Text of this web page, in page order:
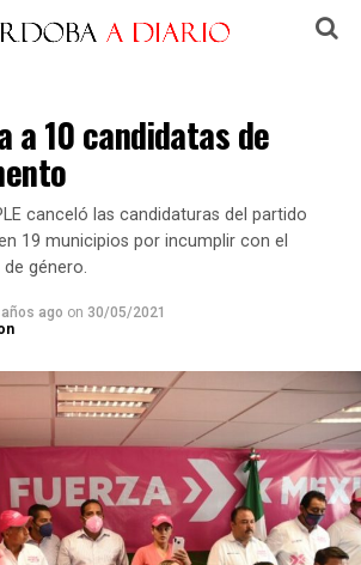
a 10 candidatas de
canceló las candidaturas del partido
19 municipios por incumplir con el
género.
años ago on 30/05/2021